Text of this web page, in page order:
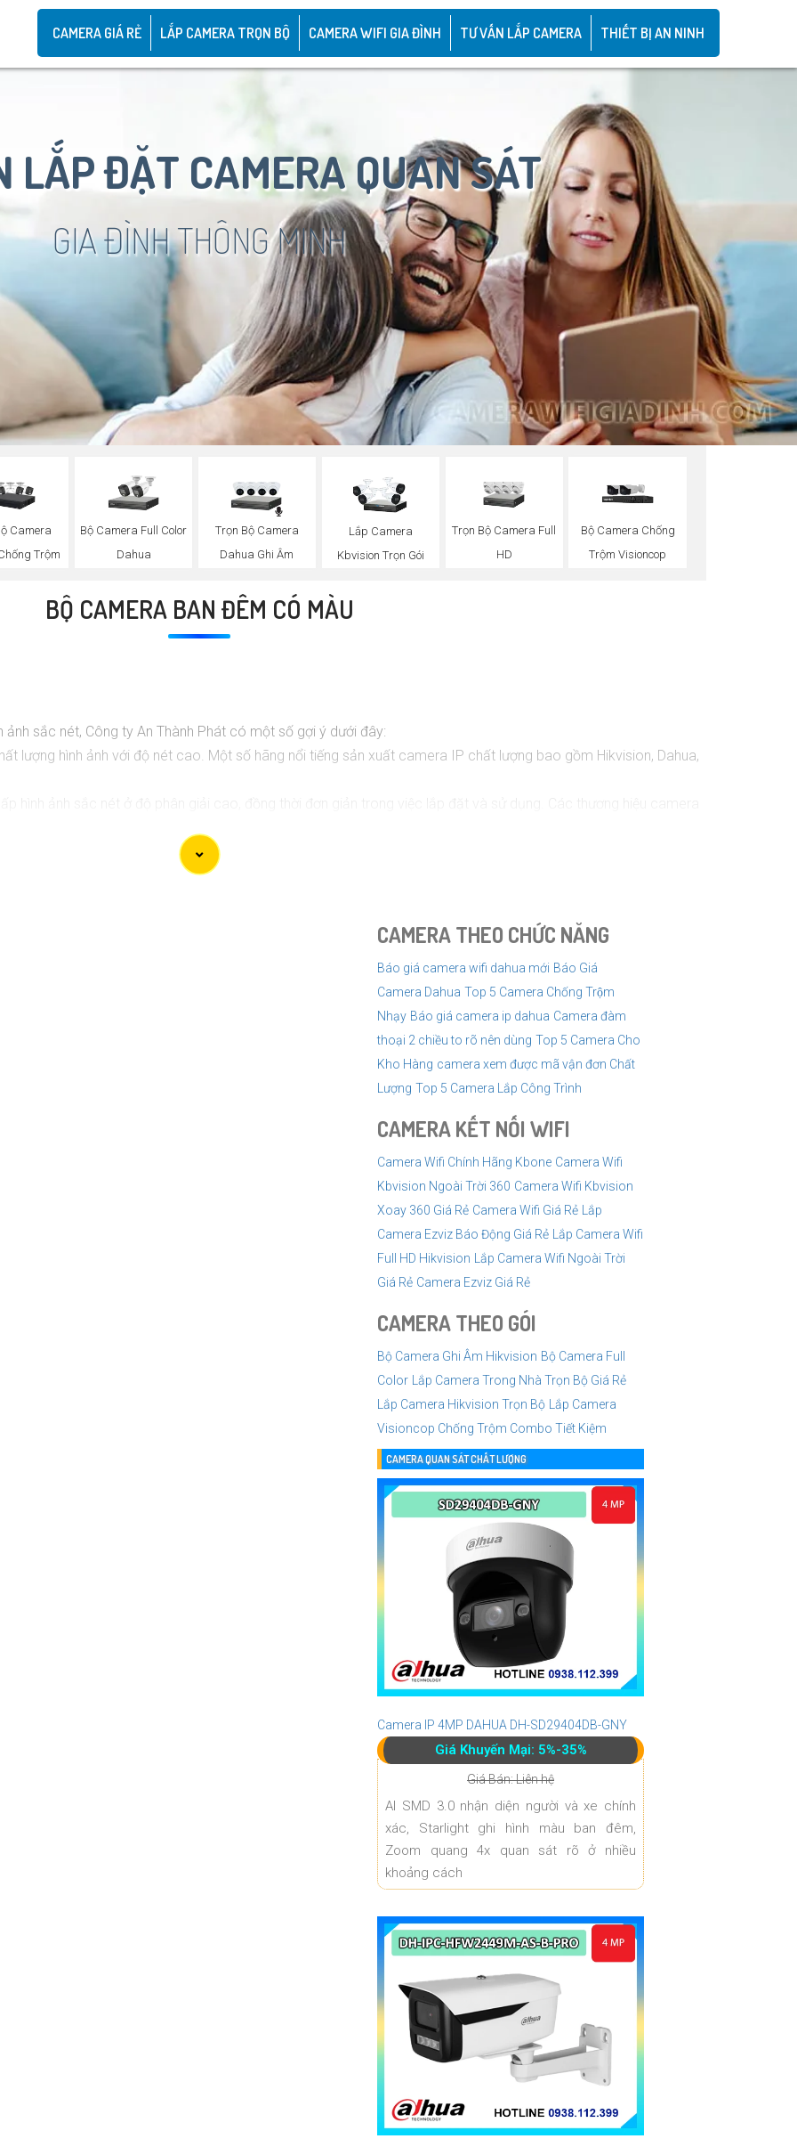
CAMERA GIÁ RẺ LẮP CAMERA TRỌN BỘ CAMERA WIFI GIA ĐÌNH TƯ VẤN LẮP CAMERA THIẾT BỊ AN NINH
LẮP ĐẶT CAMERA QUAN SÁT
GIA ĐÌNH THÔNG MINH
Camera
Trộm
Bộ Camera Full Color
Dahua
Trọn Bộ Camera
Dahua Ghi Âm
Lắp Camera
Kbvision Trọn Gói
Trọn Bộ Camera Full
HD
Bộ Camera Chống
Trộm Visioncop
BỘ CAMERA BAN ĐÊM CÓ MÀU
sắc nét, Công ty An Thành Phát có một số gợi ý dưới đây:
lượng hình ảnh với độ nét cao. Một số hãng nổi tiếng sản xuất camera IP chất lượng bao gồm Hikvision, Dahua,
hình ảnh sắc nét ở độ phân giải cao, đồng thời đơn giản trong việc lắp đặt và sử dụng. Các thương hiệu camera
lắp đặt và quản lý từ xa, camera Wifi thông minh là một lựa chọn tốt. Các hãng nổi tiếng như Xiaomi, TP-Link, Ezviz
camera phù hợp nhất với bạn. Đừng quên cân nhắc các yếu tố như độ phân giải, góc quay, tính năng và thương
CAMERA THEO CHỨC NĂNG
Báo giá camera wifi dahua mới Báo Giá
Camera Dahua Top 5 Camera Chống Trộm
Nhạy Báo giá camera ip dahua Camera đàm
thoại 2 chiều to rõ nên dùng Top 5 Camera Cho
Kho Hàng camera xem được mã vận đơn Chất
Lượng Top 5 Camera Lắp Công Trình
CAMERA KẾT NỐI WIFI
Camera Wifi Chính Hãng Kbone Camera Wifi
Kbvision Ngoài Trời 360 Camera Wifi Kbvision
Xoay 360 Giá Rẻ Camera Wifi Giá Rẻ
Lắp
Camera Ezviz Báo Động Giá Rẻ
Lắp Camera Wifi
Full HD Hikvision
Lắp Camera Wifi Ngoài Trời
Giá Rẻ Camera Ezviz Giá Rẻ
CAMERA THEO GÓI
Bộ Camera Ghi Âm Hikvision Bộ Camera Full
Color
Lắp Camera Trong Nhà Trọn Bộ Giá Rẻ
Lắp Camera Hikvision Trọn Bộ
Lắp Camera
Visioncop Chống Trộm Combo Tiết Kiệm
CAMERA QUAN SÁT CHẤT LƯỢNG
Camera IP 4MP DAHUA DH-SD29404DB-GNY
Giá Khuyến Mại: 5%-35%
Giá Bán: Liên hệ
AI SMD 3.0 nhận diện người và xe chính
xác, Starlight ghi hình màu ban đêm,
Zoom quang 4x quan sát rõ ở nhiều
khoảng cách